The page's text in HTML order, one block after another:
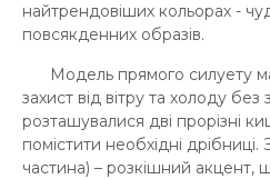
найтрендовіших кольорах -
повсякденних образів.
Модель прямого силуету
захист від вітру та холоду
розташувалися дві прорізні
помістити необхідні
частина) – розкішний акцент,